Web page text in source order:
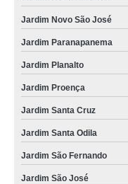
Jardim Novo São José
Jardim Paranapanema
Jardim Planalto
Jardim Proença
Jardim Santa Cruz
Jardim Santa Odila
Jardim São Fernando
Jardim São José